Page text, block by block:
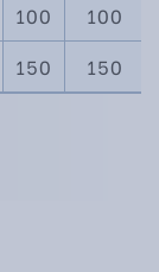
100
100
150 150